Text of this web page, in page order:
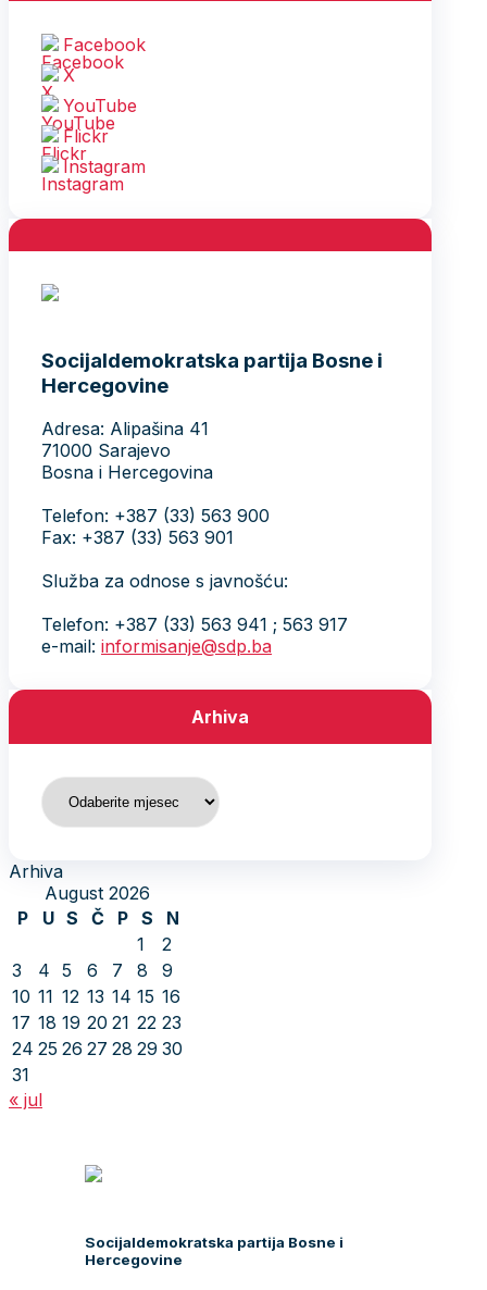
Facebook
X
YouTube
Flickr
Instagram
Socijaldemokratska partija Bosne i
Hercegovine
Adresa: Alipašina 41
71000 Sarajevo
Bosna i Hercegovina
Telefon: +387 (33) 563 900
Fax: +387 (33) 563 901
Služba za odnose s javnošću:
Telefon: +387 (33) 563 941 ; 563 917
e-mail: informisanje@sdp.ba
Arhiva
Arhiva
Arhiva
August 2026
P
U S Č P S
N
1
2
3
4 5 6 7 8
9
10 11 12 13 14 15 16
17 18 19 20 21 22 23
24 25 26 27 28 29 30
31
« jul
Socijaldemokratska partija Bosne i
Hercegovine